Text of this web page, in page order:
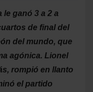
ganó 3 a 2 a
de final del
del mundo, que
agónica. Lionel
rompió en llanto
el partido